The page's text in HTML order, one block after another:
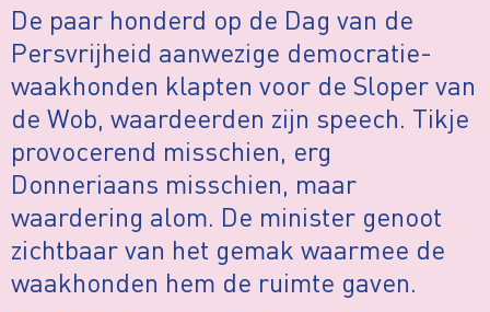
De paar honderd op de Dag van de
Persvrijheid aanwezige democratie-
waakhonden klapten voor de Sloper van
de Wob, waardeerden zijn speech. Tikje
provocerend misschien, erg
Donneriaans misschien, maar
waardering alom. De minister genoot
zichtbaar van het gemak waarmee de
waakhonden hem de ruimte gaven.